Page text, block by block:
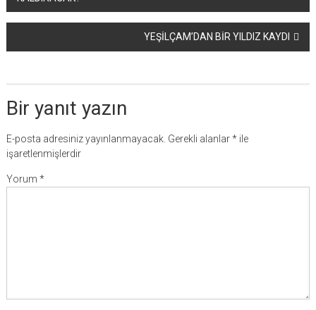
dolaşımı
YEŞİLÇAM’DAN BİR YILDIZ KAYDI
Bir yanıt yazın
E-posta adresiniz yayınlanmayacak. Gerekli alanlar*ile
işaretlenmişlerdir
Yorum *